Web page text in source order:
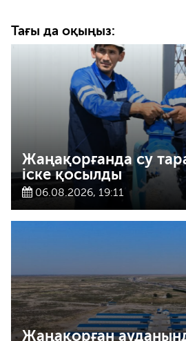
Тағы да оқыңыз:
Жаңақорғанда су
іске қосылды
06.08.2026, 19:11
Жаңақорған